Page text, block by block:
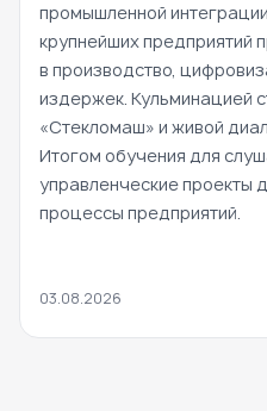
промышленной
крупнейших предприятий
в производство,
издержек. Кульминацией
«Стекломаш» и живой
Итогом обучения для
управленческие проекты
процессы предприятий.
03.08.2026